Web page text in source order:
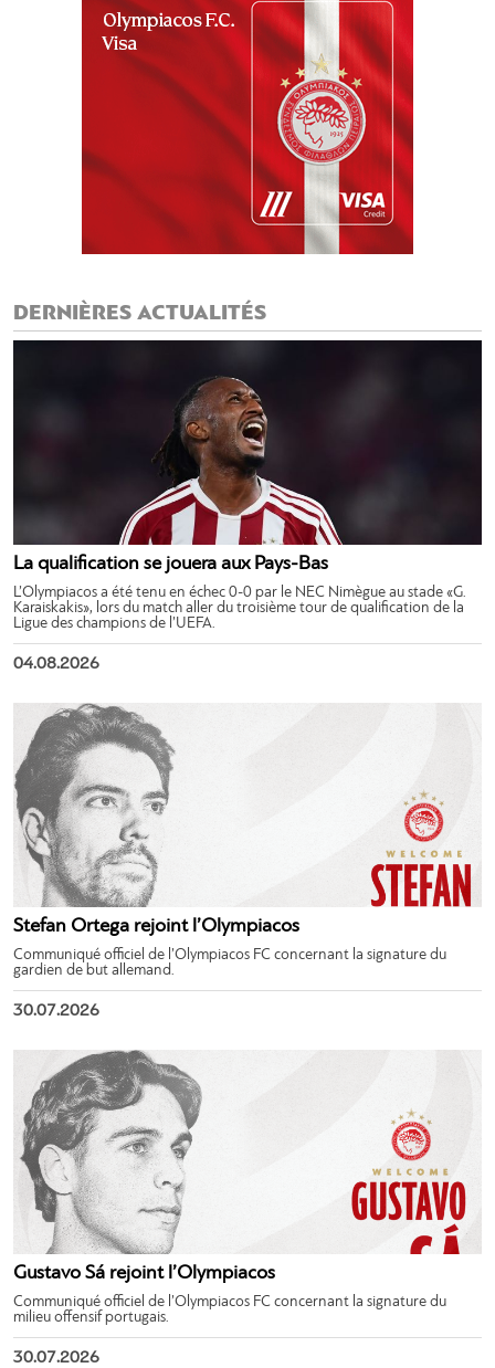
DERNIÈRES ACTUALITÉS
La qualification se jouera aux Pays-Bas
L’Olympiacos a été tenu en échec 0-0 par le NEC Nimègue au stade «G.
Karaiskakis», lors du match aller du troisième tour de qualification de la
Ligue des champions de l’UEFA.
04.08.2026
Stefan Ortega rejoint l’Olympiacos
Communiqué officiel de l’Olympiacos FC concernant la signature du
gardien de but allemand.
30.07.2026
Gustavo Sá rejoint l’Olympiacos
Communiqué officiel de l’Olympiacos FC concernant la signature du
milieu offensif portugais.
30.07.2026